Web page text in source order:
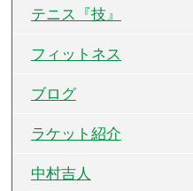
テニス『技』
フィットネス
ブログ
ラケット紹介
中村吉人